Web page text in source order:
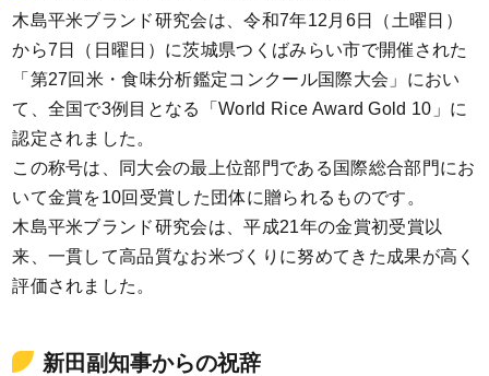
木島平米ブランド研究会は、令和7年12月6日（土曜日）
から7日（日曜日）に茨城県つくばみらい市で開催された
「第27回米・食味分析鑑定コンクール国際大会」におい
て、全国で3例目となる「World Rice Award Gold 10」に
認定されました。
この称号は、同大会の最上位部門である国際総合部門にお
いて金賞を10回受賞した団体に贈られるものです。
木島平米ブランド研究会は、平成21年の金賞初受賞以
来、一貫して高品質なお米づくりに努めてきた成果が高く
評価されました。
新田副知事からの祝辞